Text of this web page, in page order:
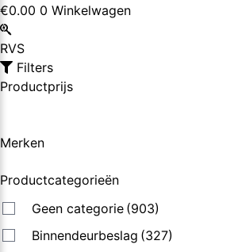
€0.00 0 Winkelwagen
RVS
Filters
Productprijs
Merken
Productcategorieën
Geen categorie (903)
Binnendeurbeslag (327)